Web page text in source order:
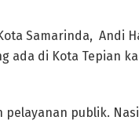
Samarinda, Andi
ada di Kota Tepian
publik.